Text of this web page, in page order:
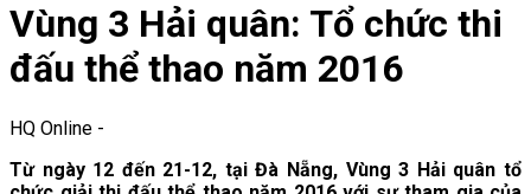
Vùng 3 Hải quân: Tổ chức thi
đấu thể thao năm 2016
HQ Online -
Từ ngày 12 đến 21-12, tại Đà Nẵng, Vùng 3 Hải quân tổ